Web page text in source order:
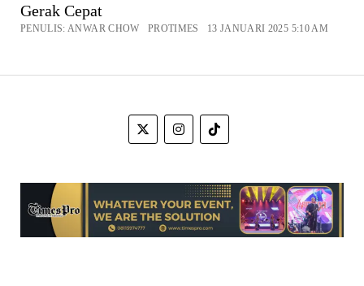
Gerak Cepat
PENULIS: ANWAR CHOW PROTIMES 13 JANUARI 2025 5:10 AM